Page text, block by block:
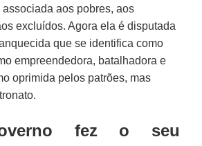
associada aos pobres, aos
excluídos. Agora ela é disputada
que se identifica como
empreendedora, batalhadora e
oprimida pelos patrões, mas
fez o seu